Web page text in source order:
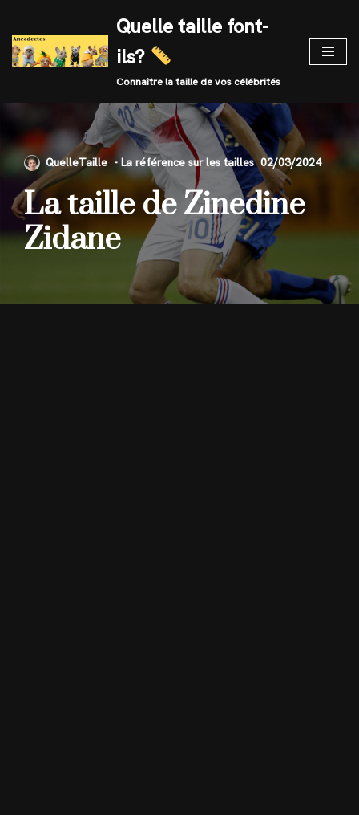
Skip
to
Quelle taille font-
ils?
Connaître la taille de vos célébrités
QuelleTaille 02/03/2024
La taille de Zinedine
Zidane